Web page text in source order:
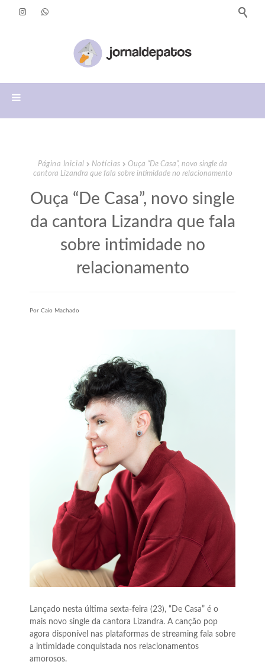
Página Inicial Notícias
Ouça “De Casa”, novo single da
cantora Lizandra que fala sobre intimidade no relacionamento
Ouça “De Casa”, novo single
da cantora Lizandra que fala
sobre intimidade no
relacionamento
Por Caio Machado
Lançado nesta última sexta-feira (23), “De Casa” é o
mais novo single da cantora Lizandra. A canção pop
agora disponível nas plataformas de streaming fala sobre
a intimidade conquistada nos relacionamentos
amorosos.